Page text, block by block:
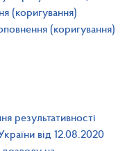
(коригування)
(коригування)
результативності
від 12.08.2020